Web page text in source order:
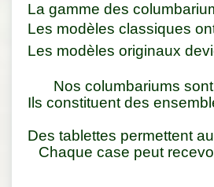
La gamme des
Les modèles classiques
Les modèles originaux
Nos columbariums
Ils constituent des
Des tablettes permettent
Chaque case peut